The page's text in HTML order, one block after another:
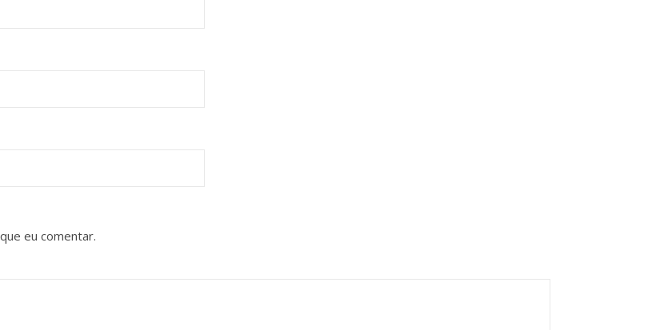
eu comentar.